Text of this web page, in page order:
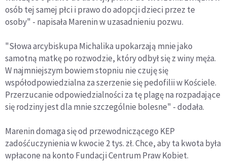
osób tej samej płci i prawo do adopcji dzieci przez te
osoby" - napisała Marenin w uzasadnieniu pozwu.
"Słowa arcybiskupa Michalika upokarzają mnie jako
samotną matkę po rozwodzie, który odbył się z winy męża.
W najmniejszym bowiem stopniu nie czuję się
współodpowiedzialna za szerzenie się pedofilii w Kościele.
Przerzucanie odpowiedzialności za tę plagę na rozpadające
się rodziny jest dla mnie szczególnie bolesne" - dodała.
Marenin domaga się od przewodniczącego KEP
zadośćuczynienia w kwocie 2 tys. zł. Chce, aby ta kwota była
wpłacone na konto Fundacji Centrum Praw Kobiet.